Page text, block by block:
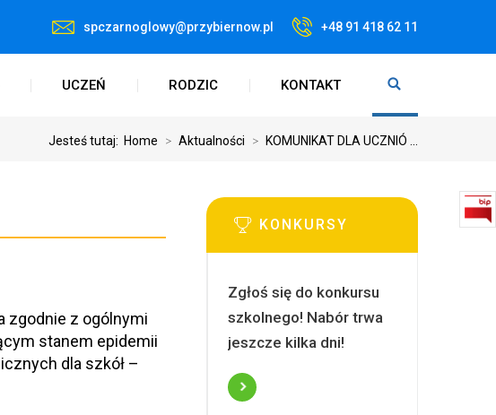
spczarnoglowy@przybiernow.pl +48 91 418 62 11
UCZEŃ RODZIC KONTAKT
Jesteś tutaj: Home > Aktualności > KOMUNIKAT DLA UCZNIÓ ...
zgodnie z ogólnymi
stanem epidemii
dla szkół –
KONKURSY
Zgłoś się do konkursu
szkolnego! Nabór trwa
jeszcze kilka dni!